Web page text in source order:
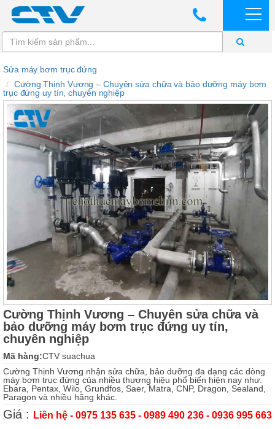
Sửa máy bơm trục đứng
Cường Thịnh Vương – Chuyên sửa chữa và bảo dưỡng máy bơm
trục đứng uy tín, chuyên nghiệp
Cường Thịnh Vương – Chuyên sửa chữa và
bảo dưỡng máy bơm trục đứng uy tín,
chuyên nghiệp
Mã hàng:CTV suachua
Cường Thịnh Vương nhận sửa chữa, bảo dưỡng đa dạng các dòng
máy bơm trục đứng của nhiều thương hiệu phổ biến hiện nay như:
Ebara, Pentax, Wilo, Grundfos, Saer, Matra, CNP, Dragon, Sealand,
Paragon và nhiều hãng khác.
Giá : Liên hệ - 0975 135 635 - 0989 490 236 - 0936 995 663